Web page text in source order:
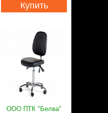
Купить
ООО ПТК "Белва"